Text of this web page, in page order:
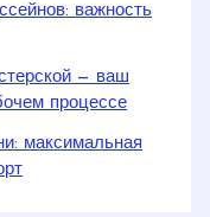
важность
— ваш
процессе
максимальная